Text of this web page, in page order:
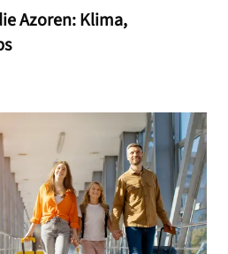
Azoren: Klima,